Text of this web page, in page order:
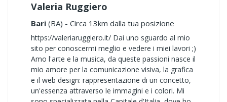
Valeria Ruggiero
Bari (BA) - Circa 13km dalla tua posizione
https://valeriaruggiero.it/ Dai uno sguardo al mio
sito per conoscermi meglio e vedere i miei lavori ;)
Amo l'arte e la musica, da queste passioni nasce il
mio amore per la comunicazione visiva, la grafica
e il web design: rappresentazione di un concetto,
un'essenza attraverso le immagini e i colori. Mi